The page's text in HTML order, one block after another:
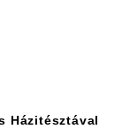
Házitésztával